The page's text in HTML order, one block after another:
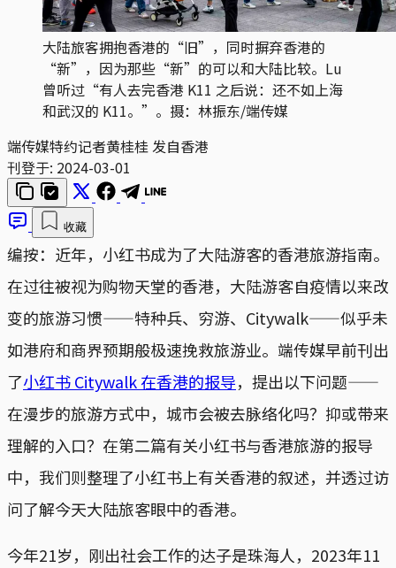
大陆旅客拥抱香港的“旧”，同时摒弃香港的
“新”，因为那些“新”的可以和大陆比较。Lu
曾听过“有人去完香港 K11 之后说：还不如上海
和武汉的 K11。”。摄：林振东/端传媒
端传媒特约记者黄桂桂 发自香港
刊登于: 2024-03-01
收藏
编按：近年，小红书成为了大陆游客的香港旅游指南。
在过往被视为购物天堂的香港，大陆游客自疫情以来改
变的旅游习惯——特种兵、穷游、Citywalk——似乎未
如港府和商界预期般极速挽救旅游业。端传媒早前刊出
了小红书 Citywalk 在香港的报导，提出以下问题——
在漫步的旅游方式中，城市会被去脉络化吗？抑或带来
理解的入口？在第二篇有关小红书与香港旅游的报导
中，我们则整理了小红书上有关香港的叙述，并透过访
问了解今天大陆旅客眼中的香港。
今年21岁，刚出社会工作的达子是珠海人，2023年11